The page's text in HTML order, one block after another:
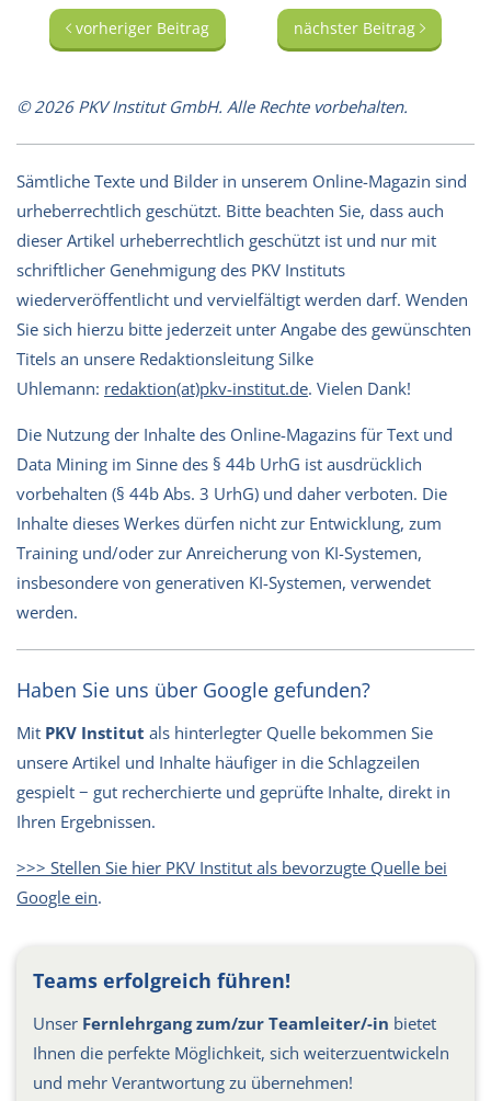
vorheriger Beitrag nächster Beitrag
© 2026 PKV Institut GmbH. Alle Rechte vorbehalten.
Sämtliche Texte und Bilder in unserem Online-Magazin sind
urheberrechtlich geschützt. Bitte beachten Sie, dass auch
dieser Artikel urheberrechtlich geschützt ist und nur mit
schriftlicher Genehmigung des PKV Instituts
wiederveröffentlicht und vervielfältigt werden darf. Wenden
Sie sich hierzu bitte jederzeit unter Angabe des gewünschten
Titels an unsere Redaktionsleitung Silke
Uhlemann: redaktion(at)pkv-institut.de. Vielen Dank!
Die Nutzung der Inhalte des Online-Magazins für Text und
Data Mining im Sinne des § 44b UrhG ist ausdrücklich
vorbehalten (§ 44b Abs. 3 UrhG) und daher verboten. Die
Inhalte dieses Werkes dürfen nicht zur Entwicklung, zum
Training und/oder zur Anreicherung von KI-Systemen,
insbesondere von generativen KI-Systemen, verwendet
werden.
Haben Sie uns über Google gefunden?
Mit PKV Institut als hinterlegter Quelle bekommen Sie
unsere Artikel und Inhalte häufiger in die Schlagzeilen
gespielt − gut recherchierte und geprüfte Inhalte, direkt in
Ihren Ergebnissen.
>>> Stellen Sie hier PKV Institut als bevorzugte Quelle bei
Google ein.
Teams erfolgreich führen!
Unser Fernlehrgang zum/zur Teamleiter/-in bietet
Ihnen die perfekte Möglichkeit, sich weiterzuentwickeln
und mehr Verantwortung zu übernehmen!